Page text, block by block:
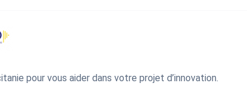
pour vous aider dans votre projet d’innovation.